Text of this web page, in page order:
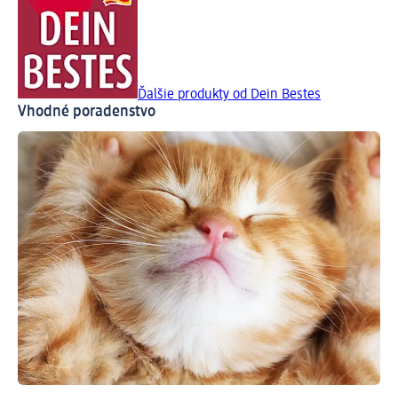
Ďalšie produkty od Dein Bestes
Vhodné poradenstvo